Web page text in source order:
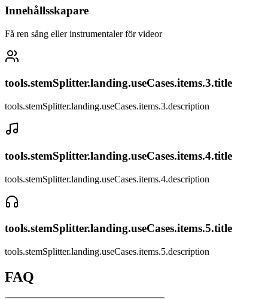
Innehållsskapare
Få ren sång eller instrumentaler för videor
tools.stemSplitter.landing.useCases.items.3.title
tools.stemSplitter.landing.useCases.items.3.description
tools.stemSplitter.landing.useCases.items.4.title
tools.stemSplitter.landing.useCases.items.4.description
tools.stemSplitter.landing.useCases.items.5.title
tools.stemSplitter.landing.useCases.items.5.description
FAQ